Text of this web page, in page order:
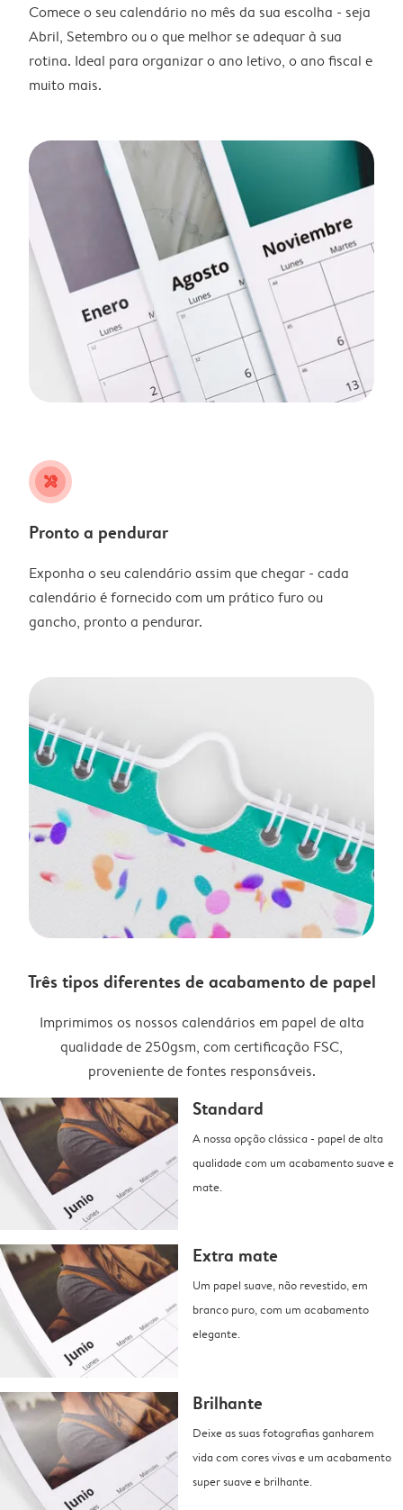
Comece o seu calendário no mês da sua escolha - seja
Abril, Setembro ou o que melhor se adequar à sua
rotina. Ideal para organizar o ano letivo, o ano fiscal e
muito mais.
tools
Pronto a pendurar
Exponha o seu calendário assim que chegar - cada
calendário é fornecido com um prático furo ou
gancho, pronto a pendurar.
Três tipos diferentes de acabamento de papel
Imprimimos os nossos calendários em papel de alta
qualidade de 250gsm, com certificação FSC,
proveniente de fontes responsáveis.
Standard
A nossa opção clássica - papel de alta
qualidade com um acabamento suave e
mate.
Extra mate
Um papel suave, não revestido, em
branco puro, com um acabamento
elegante.
Brilhante
Deixe as suas fotografias ganharem
vida com cores vivas e um acabamento
super suave e brilhante.